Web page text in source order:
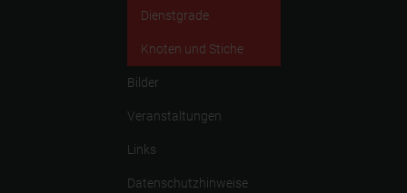
Dienstgrade
Knoten und Stiche
Bilder
Veranstaltungen
Links
Datenschutzhinweise